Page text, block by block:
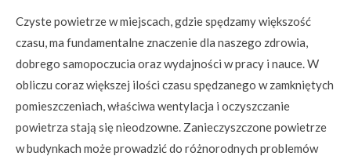
Czyste powietrze w miejscach, gdzie spędzamy większość
czasu, ma fundamentalne znaczenie dla naszego zdrowia,
dobrego samopoczucia oraz wydajności w pracy i nauce. W
obliczu coraz większej ilości czasu spędzanego w zamkniętych
pomieszczeniach, właściwa wentylacja i oczyszczanie
powietrza stają się nieodzowne. Zanieczyszczone powietrze
w budynkach może prowadzić do różnorodnych problemów